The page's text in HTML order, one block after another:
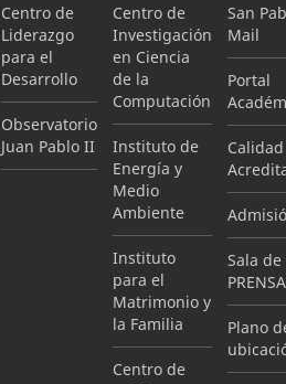
Centro de
Liderazgo
para el
Desarrollo
Observatorio
Juan Pablo II
Centro de
Investigación
en Ciencia
de la
Computación
Instituto de
Energía y
Medio
Ambiente
Instituto
para el
Matrimonio y
la Familia
Centro de
San
Mail
Portal
Sala de
PRENSA
Plano